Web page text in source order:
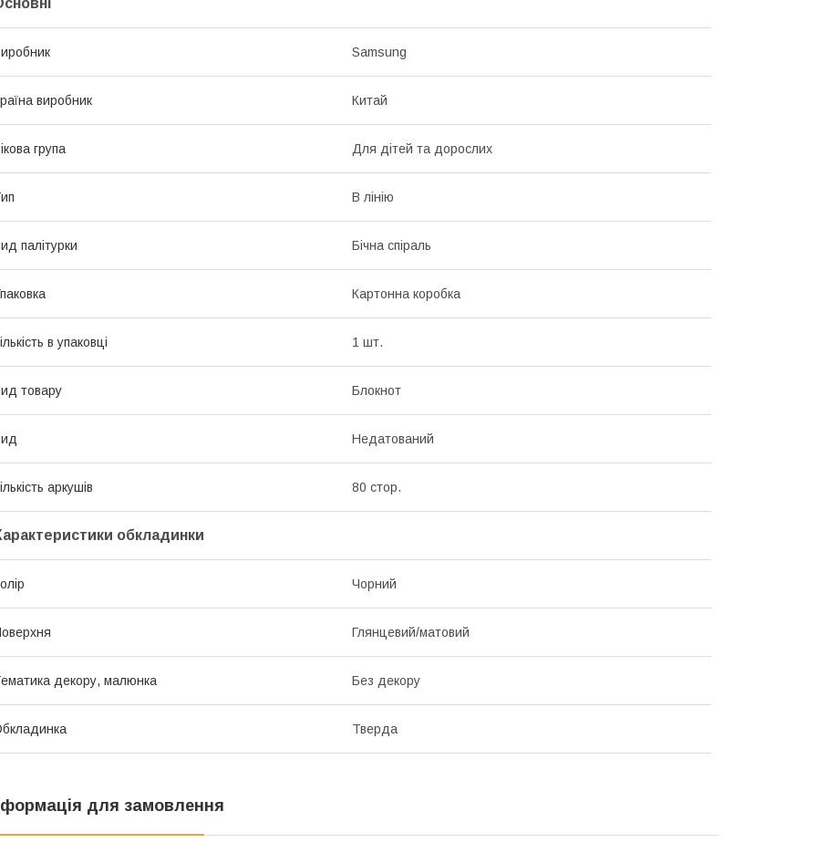
Samsung
виробник Китай
група Для дітей та дорослих
В лінію
палітурки Бічна спіраль
Картонна коробка
в упаковці 1 шт.
товару Блокнот
Недатований
аркушів 80 стор.
обкладинки
Чорний
Глянцевий/матовий
декору, малюнка Без декору
Тверда
для замовлення